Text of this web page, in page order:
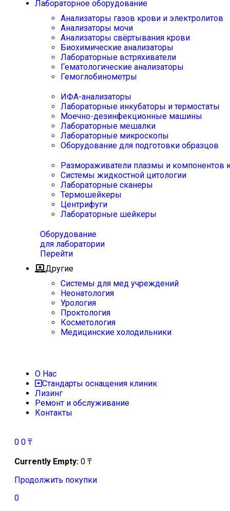
Лабораторное оборудование
Анализаторы газов крови и электролитов
Анализаторы мочи
Анализаторы свёртывания крови
Биохимические анализаторы
Лабораторные встряхиватели
Гематологические анализаторы
Гемоглобинометры
ИФА-анализаторы
Лабораторные инкубаторы и термостаты
Моечно-дезинфекционные машины
Лабораторные мешалки
Лабораторные микроскопы
Оборудование для подготовки образцов
Размораживатели плазмы и компонентов
Системы жидкостной цитологии
Лабораторные сканеры
Термошейкеры
Центрифуги
Лабораторные шейкеры
Оборудование
для лаборатории
Перейти
Другие
Системы для мед учреждений
Неонатология
Урология
Проктология
Косметология
Медицинские холодильники
О Нас
Стандарты оснащения клиник
Лизинг
Ремонт и обслуживание
Контакты
0 0 ₸
Currently Empty: 0 ₸
Продолжить покупки
0